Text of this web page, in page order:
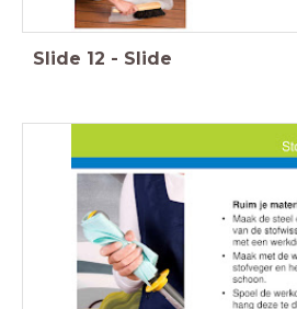
Slide 12 - Slide